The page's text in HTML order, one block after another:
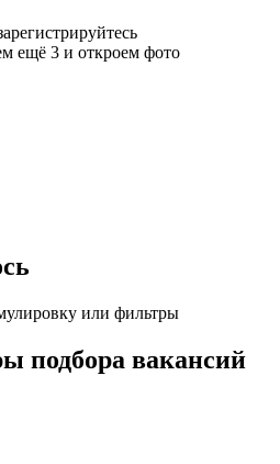
ещё 3 и откроем фото
или фильтры
подбора вакансий